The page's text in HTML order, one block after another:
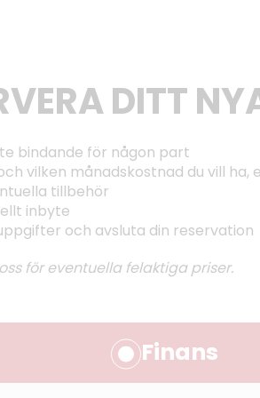
DITT
bindande för någon part
vilken månadskostnad du vill
tillbehör
inbyte
och avsluta din reservation
för eventuella felaktiga priser.
Finans